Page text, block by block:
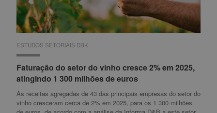
ESTUDOS SETORIAIS DBK
Faturação do setor do vinho cresce 2% em 2025,
atingindo 1 300 milhões de euros
As receitas agregadas de 43 das principais empresas do setor do
vinho cresceram cerca de 2% em 2025, para os 1 300 milhões
ESTUDOS SETORIAIS DBK
Faturação do setor do vinho cresce 2% em 2025,
atingindo 1 300 milhões de euros